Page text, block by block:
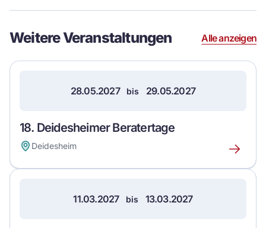
Details
Weitere Veranstaltungen Alle anzeigen
28.05.2027 bis 29.05.2027
18. Deidesheimer Beratertage
Deidesheim
Erfahre
mehr
11.03.2027 bis 13.03.2027